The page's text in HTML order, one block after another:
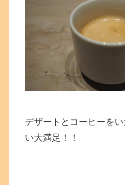
デザートとコーヒーを
い大満足！！